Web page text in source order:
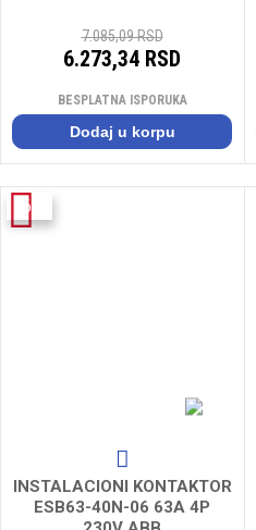
7.085,09 RSD
6.273,34 RSD
BESPLATNA ISPORUKA
Dodaj u korpu
INSTALACIONI KONTAKTOR
ESB63-40N-06 63A 4P
-6%